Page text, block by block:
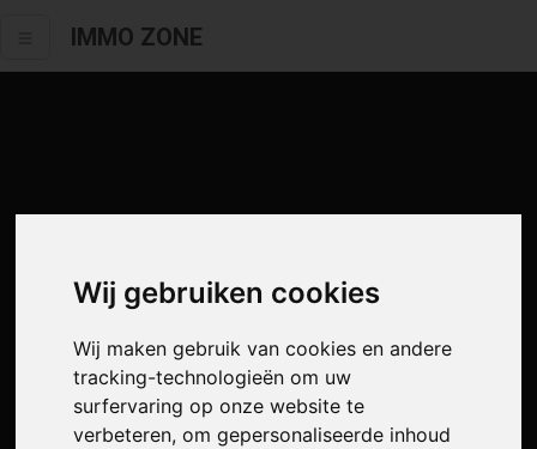
Wij gebruiken cookies
Wij maken gebruik van cookies en andere
tracking-technologieën om uw
surfervaring op onze website te
verbeteren, om gepersonaliseerde inhoud
IMMO ZONE